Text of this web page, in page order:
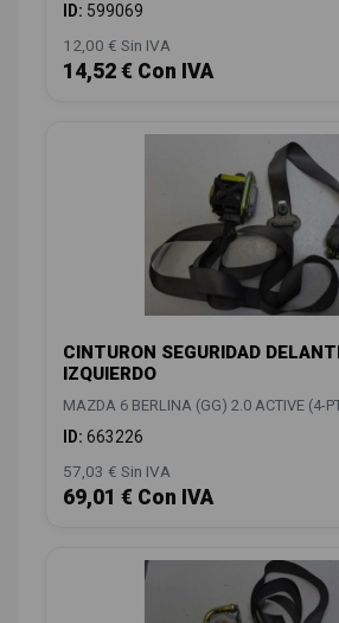
ID: 599069
12,00 € Sin IVA
14,52 € Con IVA
CINTURON SEGURIDAD
IZQUIERDO
MAZDA 6 BERLINA (GG) 2.0 ACTIVE (4-
ID: 663226
57,03 € Sin IVA
69,01 € Con IVA